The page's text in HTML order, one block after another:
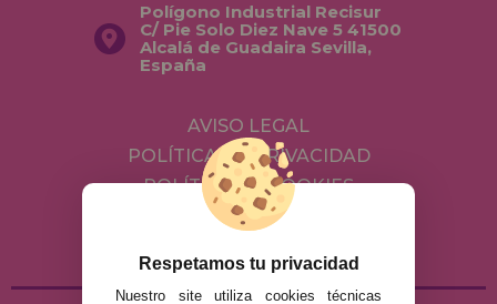
Polígono Industrial Recisur
C/ Pie Solo Diez Nave 5 41500
Alcalá de Guadaira Sevilla,
España
AVISO LEGAL
POLÍTICA DE PRIVACIDAD
POLÍTICA DE COOKIES
ENVÍOS Y DEVOLUCIONES
Respetamos tu privacidad
Nuestro site utiliza cookies técnicas